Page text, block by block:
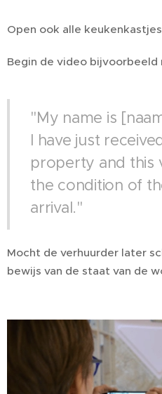
Open ook alle
Begin de video bijvoorbeeld
"My name is
I have just
property and this
the condition of
arrival."
Mocht de verhuurder later
bewijs van de staat van de